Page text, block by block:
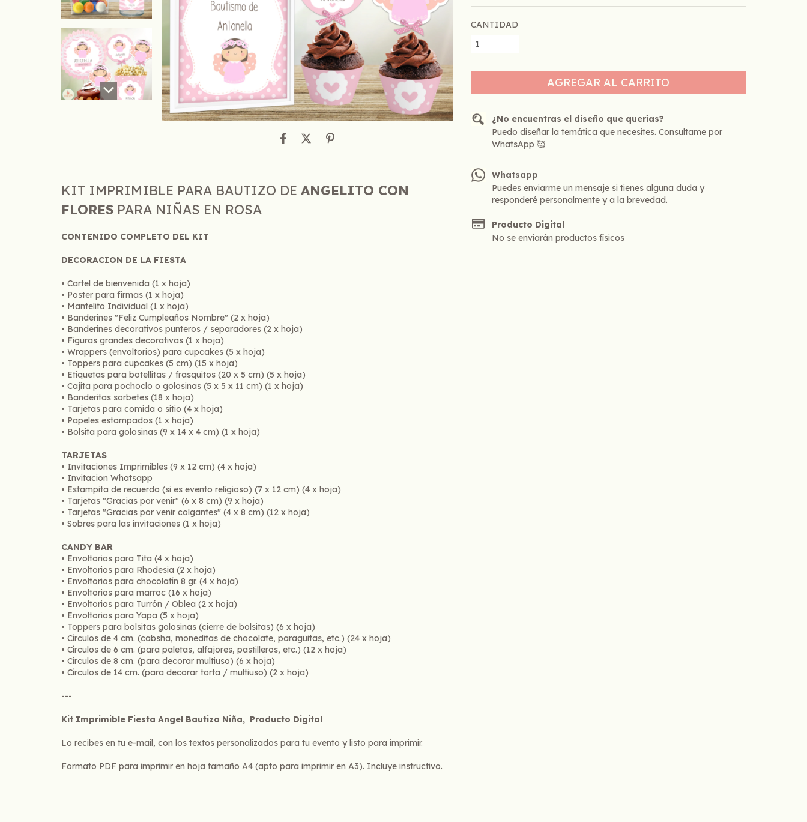
KIT IMPRIMIBLE PARA BAUTIZO DE ANGELITO CON
FLORES PARA NIÑAS EN ROSA
CONTENIDO COMPLETO DEL KIT
DECORACION DE LA FIESTA
• Cartel de bienvenida (1 x hoja)
• Poster para firmas (1 x hoja)
• Mantelito Individual (1 x hoja)
• Banderines "Feliz Cumpleaños Nombre" (2 x hoja)
• Banderines decorativos punteros / separadores (2 x hoja)
• Figuras grandes decorativas (1 x hoja)
• Wrappers (envoltorios) para cupcakes (5 x hoja)
• Toppers para cupcakes (5 cm) (15 x hoja)
• Etiquetas para botellitas / frasquitos (20 x 5 cm) (5 x hoja)
• Cajita para pochoclo o golosinas (5 x 5 x 11 cm) (1 x hoja)
• Banderitas sorbetes (18 x hoja)
• Tarjetas para comida o sitio (4 x hoja)
• Papeles estampados (1 x hoja)
• Bolsita para golosinas (9 x 14 x 4 cm) (1 x hoja)
TARJETAS
• Invitaciones Imprimibles (9 x 12 cm) (4 x hoja)
• Invitacion Whatsapp
• Estampita de recuerdo (si es evento religioso) (7 x 12 cm) (4 x hoja)
• Tarjetas "Gracias por venir" (6 x 8 cm) (9 x hoja)
• Tarjetas "Gracias por venir colgantes" (4 x 8 cm) (12 x hoja)
• Sobres para las invitaciones (1 x hoja)
CANDY BAR
• Envoltorios para Tita (4 x hoja)
• Envoltorios para Rhodesia (2 x hoja)
• Envoltorios para chocolatín 8 gr. (4 x hoja)
• Envoltorios para marroc (16 x hoja)
• Envoltorios para Turrón / Oblea (2 x hoja)
• Envoltorios para Yapa (5 x hoja)
• Toppers para bolsitas golosinas (cierre de bolsitas) (6 x hoja)
• Círculos de 4 cm. (cabsha, moneditas de chocolate, paragüitas, etc.) (24 x hoja)
• Círculos de 6 cm. (para paletas, alfajores, pastilleros, etc.) (12 x hoja)
• Círculos de 8 cm. (para decorar multiuso) (6 x hoja)
• Círculos de 14 cm. (para decorar torta / multiuso) (2 x hoja)
---
Kit Imprimible Fiesta Angel Bautizo Niña, Producto Digital
Lo recibes en tu e-mail, con los textos personalizados para tu evento y listo para imprimir.
Formato PDF para imprimir en hoja tamaño A4 (apto para imprimir en A3). Incluye instructivo.
CANTIDAD
¿No encuentras el diseño que querías?
Puedo diseñar la temática que necesites. Consultame por
WhatsApp 🥰
Whatsapp
Puedes enviarme un mensaje si tienes alguna duda y
responderé personalmente y a la brevedad.
Producto Digital
No se enviarán productos físicos